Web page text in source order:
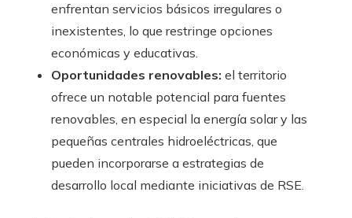
enfrentan servicios básicos irregulares o
inexistentes, lo que restringe opciones
económicas y educativas.
Oportunidades renovables: el territorio
ofrece un notable potencial para fuentes
renovables, en especial la energía solar y las
pequeñas centrales hidroeléctricas, que
pueden incorporarse a estrategias de
desarrollo local mediante iniciativas de RSE.